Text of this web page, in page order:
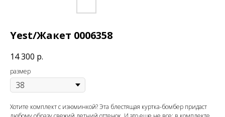
Yest/Жакет 0006358
14 300 р.
размер
Хотите комплект с изюминкой? Эта блестящая куртка-бомбер придаст